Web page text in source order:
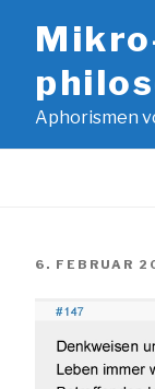
Inhalt
Aphorismen
6. FEBRUAR